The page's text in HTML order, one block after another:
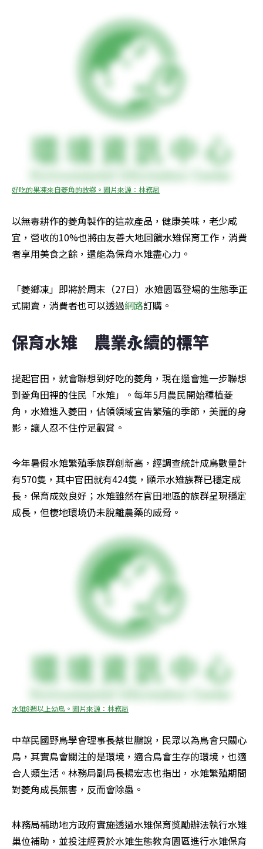
好吃的果凍來自菱角的故鄉。圖片來源：林務局
以無毒耕作的菱角製作的這款產品，健康美味，老少咸
宜，營收的10%也將由友善大地回饋水雉保育工作，消費
者享用美食之餘，還能為保育水雉盡心力。
「菱鄉凍」即將於周末（27日）水雉園區登場的生態季正
式開賣，消費者也可以透過網路訂購。
保育水雉　農業永續的標竿
提起官田，就會聯想到好吃的菱角，現在還會進一步聯想
到菱角田裡的住民「水雉」。每年5月農民開始種植菱
角，水雉進入菱田，佔領領域宣告繁殖的季節，美麗的身
影，讓人忍不住佇足觀賞。
今年暑假水雉繁殖季族群創新高，經調查統計成鳥數量計
有570隻，其中官田就有424隻，顯示水雉族群已穩定成
長，保育成效良好；水雉雖然在官田地區的族群呈現穩定
成長，但棲地環境仍未脫離農藥的威脅。
水雉8週以上幼鳥。圖片來源：林務局
中華民國野鳥學會理事長蔡世鵬說，民眾以為鳥會只關心
鳥，其實鳥會關注的是環境，適合鳥會生存的環境，也適
合人類生活。林務局副局長楊宏志也指出，水雉繁殖期間
對菱角成長無害，反而會除蟲。
林務局補助地方政府實施透過水雉保育獎勵辦法執行水雉
巢位補助，並投注經費於水雉生態教育園區進行水雉保育